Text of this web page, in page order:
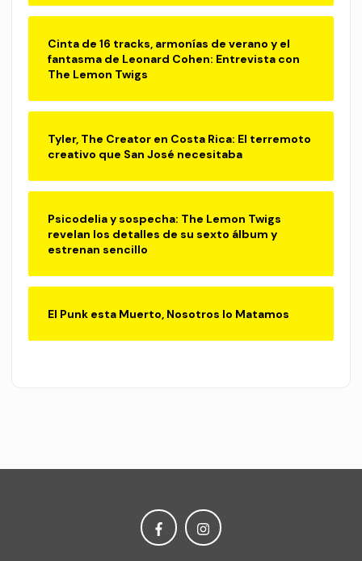
Cinta de 16 tracks, armonías de verano y el
fantasma de Leonard Cohen: Entrevista con
The Lemon Twigs
Tyler, The Creator en Costa Rica: El terremoto
creativo que San José necesitaba
Psicodelia y sospecha: The Lemon Twigs
revelan los detalles de su sexto álbum y
estrenan sencillo
El Punk esta Muerto, Nosotros lo Matamos